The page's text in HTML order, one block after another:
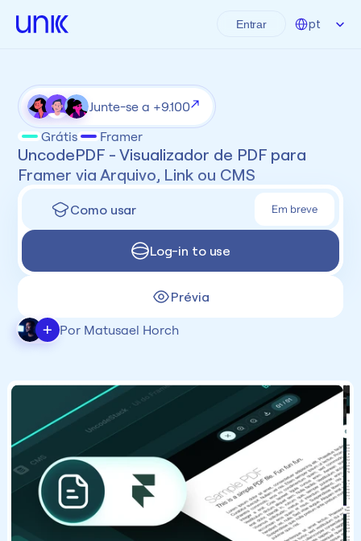
Junte-se a +9.100
Grátis
Framer
UncodePDF - Visualizador de PDF para
Framer via Arquivo, Link ou CMS
Log-in to use
Como usar Em breve
Prévia
+ Por Matusael Horch
Entrar pt